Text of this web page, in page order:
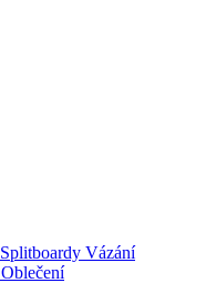
Splitboardy Vázání
Oblečení